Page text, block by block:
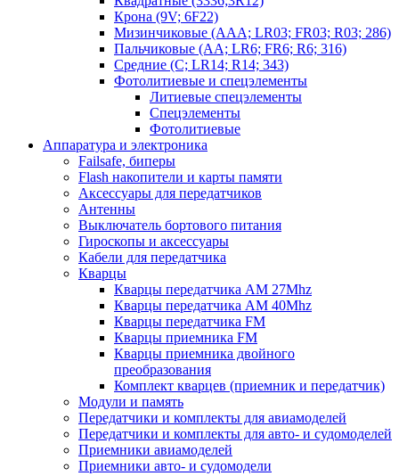
Крона (9V; 6F22)
Мизинчиковые (AAA; LR03; FR03; R03; 286)
Пальчиковые (AA; LR6; FR6; R6; 316)
Средние (C; LR14; R14; 343)
Фотолитиевые и спецэлементы
Литиевые спецэлементы
Спецэлементы
Фотолитиевые
Аппаратура и электроника
Failsafe, биперы
Flash накопители и карты памяти
Аксессуары для передатчиков
Антенны
Выключатель бортового питания
Гироскопы и аксессуары
Кабели для передатчика
Кварцы
Кварцы передатчика AM 27Mhz
Кварцы передатчика AM 40Mhz
Кварцы передатчика FM
Кварцы приемника FM
Кварцы приемника двойного
преобразования
Комплект кварцев (приемник и передатчик)
Модули и память
Передатчики и комплекты для авиамоделей
Передатчики и комплекты для авто- и судомоделей
Приемники авиамоделей
Приемники авто- и судомодели